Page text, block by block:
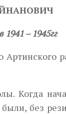
– 1945гг
Когда
были, без